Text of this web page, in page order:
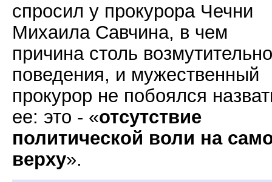
спросил у прокурора Чечни
Михаила Савчина, в чем
причина столь
поведения, и мужественный
прокурор не побоялся
ее: это - «отсутствие
политической воли на
верху».